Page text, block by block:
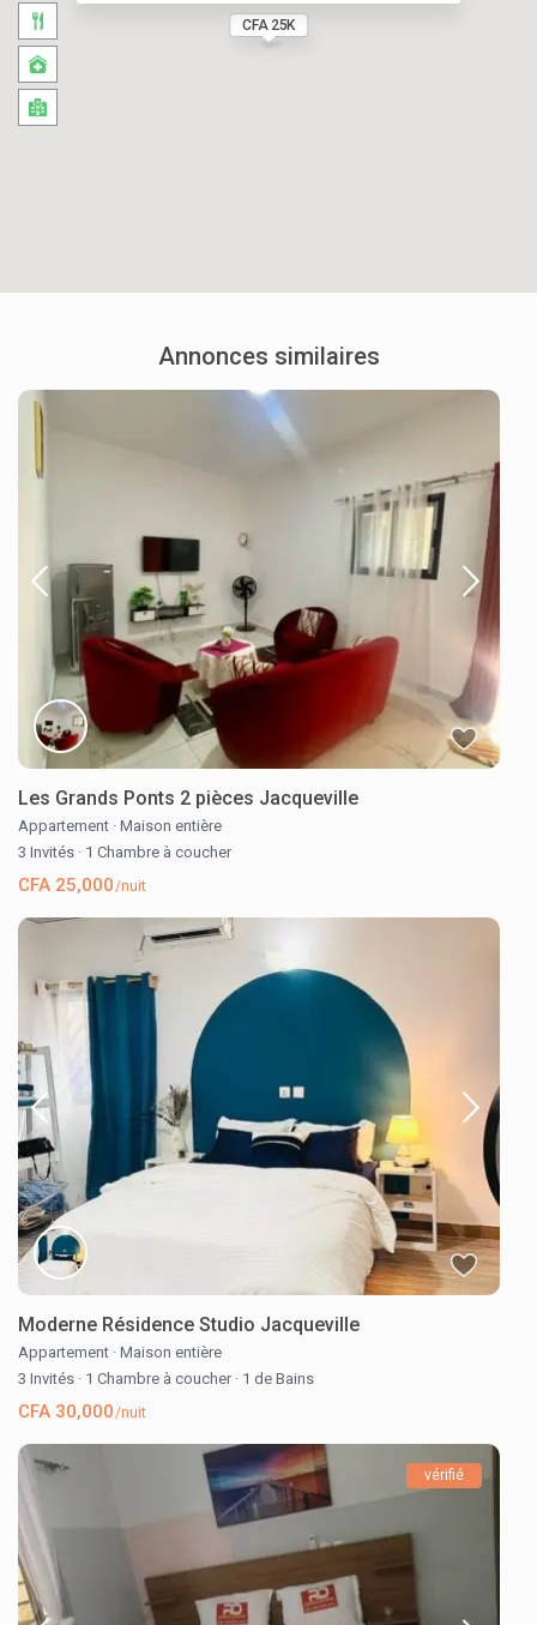
CFA 25K
Annonces similaires
Les Grands Ponts 2 pièces Jacqueville
Appartement · Maison entière
3 Invités · 1 Chambre à coucher
CFA 25,000/nuit
Moderne Résidence Studio Jacqueville
Appartement · Maison entière
3 Invités · 1 Chambre à coucher · 1 de Bains
CFA 30,000/nuit
vérifié